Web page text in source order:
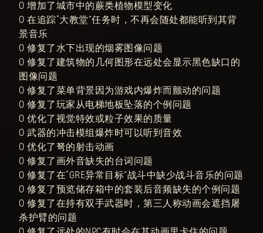
○ 增加了城市中的蕨类植物模型变化
○ 在追踪“大教堂”任务时，不再会随处都能听到其背
景音乐
○ 修复了水下出现的烟雾图像问题
○ 修复了建筑物的几何图形在远处会显示黑色缺口的
图像问题
○ 修复了菜单背景因为游戏内爆炸而颤动的问题
○ 修复了玩家从电梯地板坠落的个例问题
○ 优化了视觉特效或粒子效果的质量
○ 武器的冲击模组爆炸时可以听到音效
○ 优化了弩的射击动画
○ 修复了画外音缺失的台词问题
○ 修复了在“GRE异常目标”战斗中缺少战斗音乐的问题
○ 修复了预览储存箱中的套装后音频缺失的个例问题
○ 修复了在持有双手武器时，第三人称动画会遮挡屠
杀护臂的问题